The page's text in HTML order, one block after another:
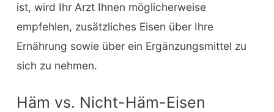
ist, wird Ihr Arzt Ihnen möglicherweise
empfehlen, zusätzliches Eisen über Ihre
Ernährung sowie über ein Ergänzungsmittel zu
sich zu nehmen.
Häm vs. Nicht-Häm-Eisen